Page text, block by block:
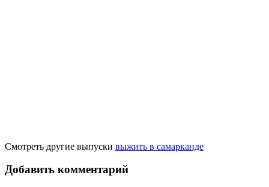
Смотреть другие выпуски выжить в самарканде
Добавить комментарий